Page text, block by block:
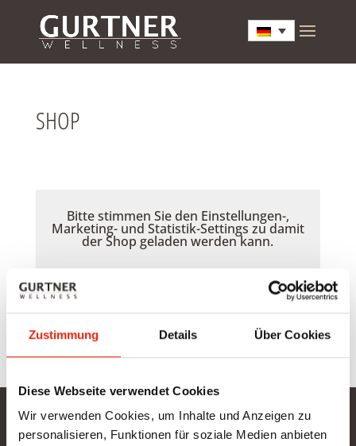
Zustimmung Details Über Cookies
Diese Webseite verwendet Cookies
Wir verwenden Cookies, um Inhalte und Anzeigen zu
personalisieren, Funktionen für soziale Medien anbieten
SHOP
Bitte stimmen Sie den Einstellungen-,
Marketing- und Statistik-Settings zu damit
der Shop geladen werden kann.
Gurtner Wellness GmbH